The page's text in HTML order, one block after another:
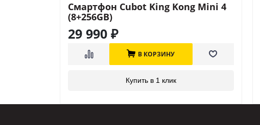
Смартфон Cubot King Kong Mini 4
(8+256GB)
29 990 ₽
В КОРЗИНУ
Купить в 1 клик